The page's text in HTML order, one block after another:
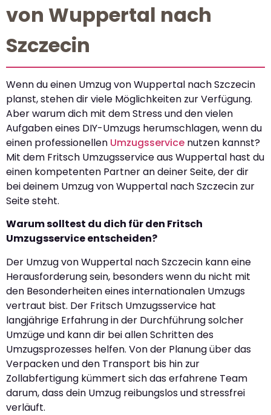
von Wuppertal nach
Szczecin
Wenn du einen Umzug von Wuppertal nach Szczecin
planst, stehen dir viele Möglichkeiten zur Verfügung.
Aber warum dich mit dem Stress und den vielen
Aufgaben eines DIY-Umzugs herumschlagen, wenn du
einen professionellen Umzugsservice nutzen kannst?
Mit dem Fritsch Umzugsservice aus Wuppertal hast du
einen kompetenten Partner an deiner Seite, der dir
bei deinem Umzug von Wuppertal nach Szczecin zur
Seite steht.
Warum solltest du dich für den Fritsch
Umzugsservice entscheiden?
Der Umzug von Wuppertal nach Szczecin kann eine
Herausforderung sein, besonders wenn du nicht mit
den Besonderheiten eines internationalen Umzugs
vertraut bist. Der Fritsch Umzugsservice hat
langjährige Erfahrung in der Durchführung solcher
Umzüge und kann dir bei allen Schritten des
Umzugsprozesses helfen. Von der Planung über das
Verpacken und den Transport bis hin zur
Zollabfertigung kümmert sich das erfahrene Team
darum, dass dein Umzug reibungslos und stressfrei
verläuft.